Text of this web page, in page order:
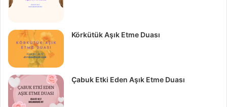
Körkütük Aşık Etme Duası
Çabuk Etki Eden Aşık Etme Duası